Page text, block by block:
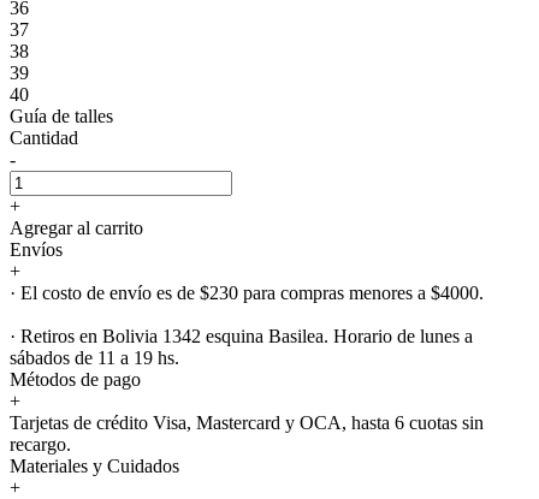
36
37
38
39
40
Guía de talles
Cantidad
-
+
Agregar al carrito
Envíos
+
· El costo de envío es de $230 para compras menores a $4000.
· Retiros en Bolivia 1342 esquina Basilea. Horario de lunes a
sábados de 11 a 19 hs.
Métodos de pago
+
Tarjetas de crédito Visa, Mastercard y OCA, hasta 6 cuotas sin
recargo.
Materiales y Cuidados
+